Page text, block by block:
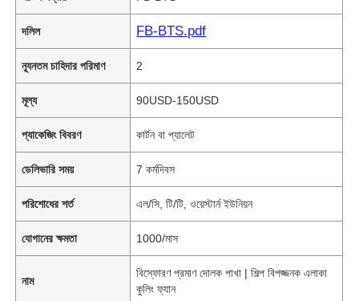
দলিল FB-BTS.pdf
ন্যূনতম চাহিদার পরিমাণ 2
মূল্য 90USD-150USD
প্যাকেজিং বিবরণ কার্টন বা প্যালেট
ডেলিভারি সময় 7 কর্মদিবস
পরিশোধের শর্ত এল/সি, টি/টি, ওয়েস্টার্ন ইউনিয়ন
যোগানের ক্ষমতা 1000/মাস
নাম
বিস্ফোরণ প্রমাণ দোলক পাখা | শিল্প বিপজ্জনক এলাকা
কুলিং ফ্যান